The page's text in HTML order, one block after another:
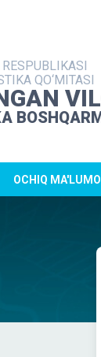
QO‘MITASI
OCHIQ